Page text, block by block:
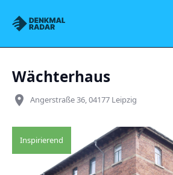
Denkmalradar
Wächterhaus
place Angerstraße 36, 04177 Leipzig
Inspirierend